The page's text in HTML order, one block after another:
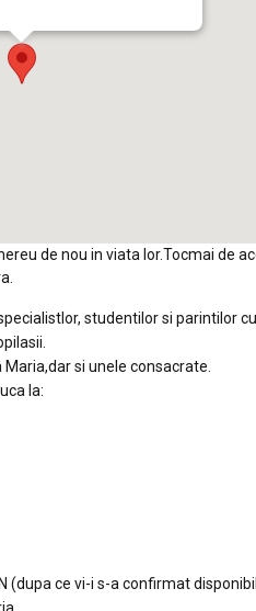
de nou in viata lor.Tocmai de
studentilor si parintilor
si unele consacrate.
la:
(dupa ce vi-i s-a confirmat